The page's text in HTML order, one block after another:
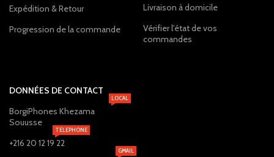
Expédition & Retour
Progression de la commande
Livraison à domicile
Vérifier l'état de vos
commandes
DONNÉES DE CONTACT
BorgiPhones Khezama
Souusse
LOCAL
+216 20 12 19 22
TELEPHONE
GMAIL